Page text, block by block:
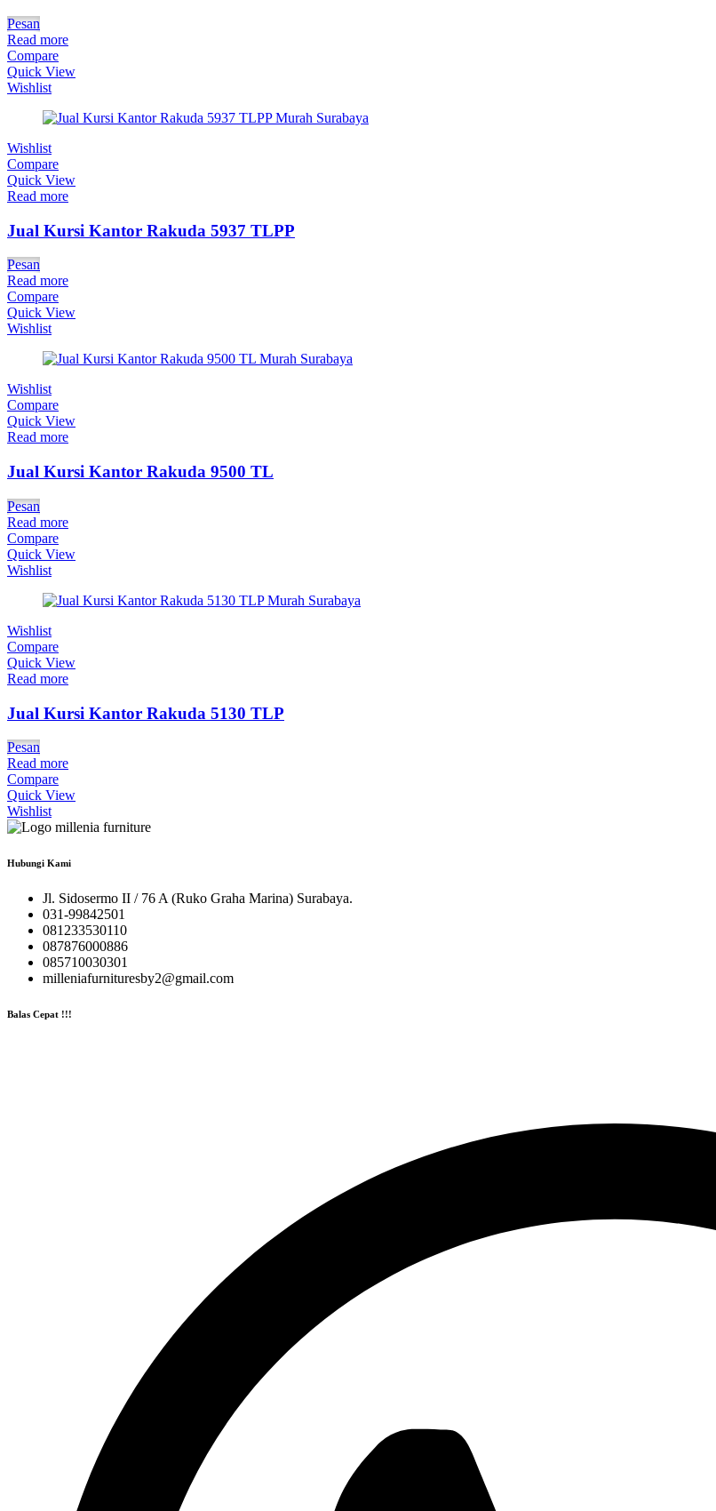
Pesan
Read more
Compare
Quick View
Wishlist
Wishlist
Compare
Quick View
Read more
Jual Kursi Kantor Rakuda 5937 TLPP
Pesan
Read more
Compare
Quick View
Wishlist
Wishlist
Compare
Quick View
Read more
Jual Kursi Kantor Rakuda 9500 TL
Pesan
Read more
Compare
Quick View
Wishlist
Wishlist
Compare
Quick View
Read more
Jual Kursi Kantor Rakuda 5130 TLP
Pesan
Read more
Compare
Quick View
Wishlist
Hubungi Kami
Jl. Sidosermo II / 76 A (Ruko Graha Marina) Surabaya.
031-99842501
081233530110
087876000886
085710030301
milleniafurnituresby2@gmail.com
Balas Cepat !!!